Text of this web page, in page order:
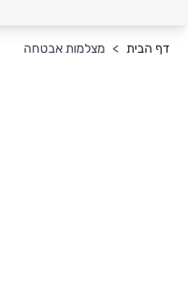
דף הבית > מצלמות אבטחה